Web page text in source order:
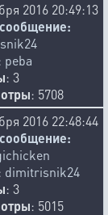
2016 20:49:13
peba
: 3
: 5708
2016 22:48:44
dimitrisnik24
: 3
: 5015